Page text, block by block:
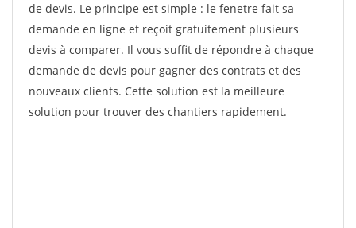
de devis. Le principe est simple : le fenetre fait sa
demande en ligne et reçoit gratuitement plusieurs
devis à comparer. Il vous suffit de répondre à chaque
demande de devis pour gagner des contrats et des
nouveaux clients. Cette solution est la meilleure
solution pour trouver des chantiers rapidement.